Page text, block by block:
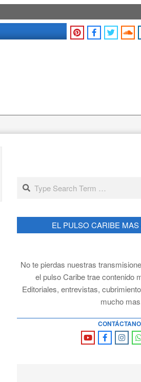
Search
EL PULSO CARIBE
No te pierdas nuestras
el pulso Caribe trae contenido
Editoriales, entrevistas,
mucho